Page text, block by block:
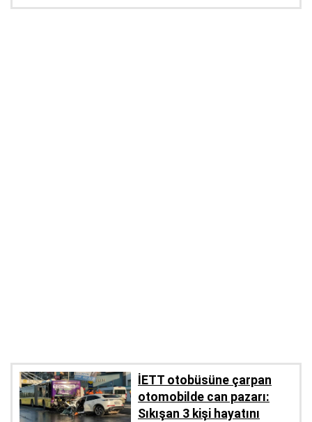
İETT otobüsüne çarpan
otomobilde can pazarı:
Sıkışan 3 kişi hayatını